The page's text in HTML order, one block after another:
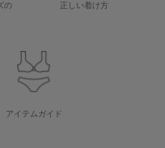
の
正しい着け方
アイテムガイド